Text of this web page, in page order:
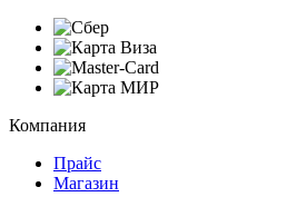
Компания
Прайс
Магазин